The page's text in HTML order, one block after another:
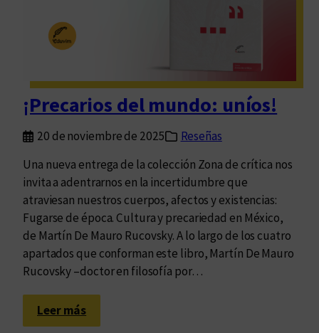
v
s
y
q
u
p
u
e
d
e
v
i
s
m
¡Precarios del mundo: uníos!
20 de noviembre de 2025
Reseñas
Una nueva entrega de la colección Zona de crítica nos
invita a adentrarnos en la incertidumbre que
atraviesan nuestros cuerpos, afectos y existencias:
Fugarse de época. Cultura y precariedad en México,
de Martín De Mauro Rucovsky. A lo largo de los cuatro
apartados que conforman este libro, Martín De Mauro
Rucovsky –doctor en filosofía por…
Leer más:
¡